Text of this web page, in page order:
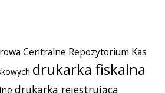
Centralne Repozytorium Kas
drukarka fiskalna
drukarka rejestrująca